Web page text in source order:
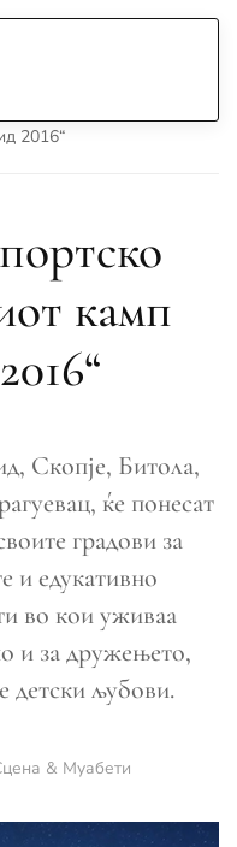
2016“
камп
Скопје, Битола,
ќе понесат
градови за
и едукативно
во кои уживаа
и за дружењето,
детски љубови.
& Муабети